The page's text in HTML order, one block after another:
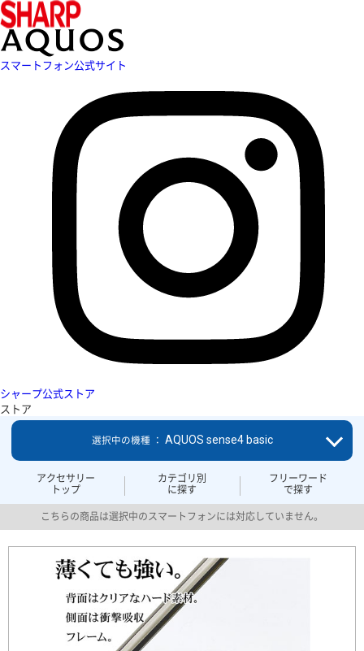
スマートフォン公式サイト
シャープ公式ストア
ストア
アクセサリー
トップ
カテゴリ別
に探す
フリーワード
で探す
選択中の機種 ： AQUOS sense4 basic
こちらの商品は選択中のスマートフォンには対応していません。